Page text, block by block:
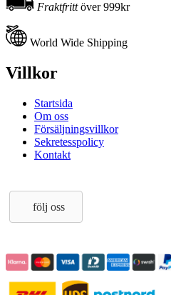
Fraktfrittöver 999kr
World Wide Shipping
Villkor
Startsida
Om oss
Försäljningsvillkor
Sekretesspolicy
Kontakt
följ oss